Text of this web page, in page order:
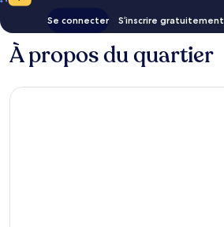
Se connecter S’inscrire gratuitement
À propos du quartier